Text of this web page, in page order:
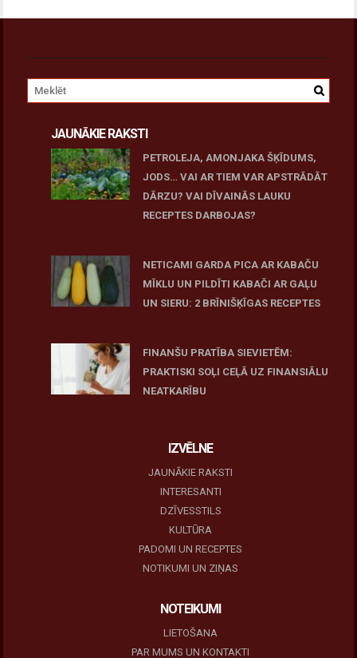
JAUNĀKIE RAKSTI
PETROLEJA, AMONJAKA ŠĶĪDUMS,
JODS… VAI AR TIEM VAR APSTRĀDĀT
DĀRZU? VAI DĪVAINĀS LAUKU
RECEPTES DARBOJAS?
NETICAMI GARDA PICA AR KABAČU
MĪKLU UN PILDĪTI KABAČI AR GAĻU
UN SIERU: 2 BRĪNIŠĶĪGAS RECEPTES
FINANŠU PRATĪBA SIEVIETĒM:
PRAKTISKI SOĻI CEĻĀ UZ FINANSIĀLU
NEATKARĪBU
IZVĒLNE
JAUNĀKIE RAKSTI
INTERESANTI
DZĪVESSTILS
KULTŪRA
PADOMI UN RECEPTES
NOTIKUMI UN ZIŅAS
NOTEIKUMI
LIETOŠANA
PAR MUMS UN KONTAKTI